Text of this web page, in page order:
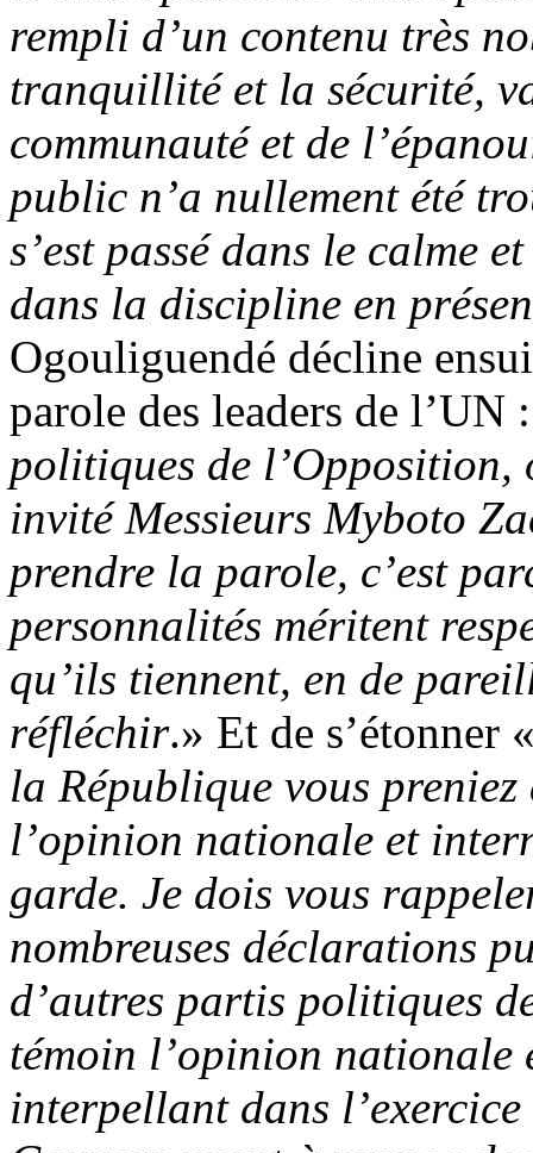
rempli d’un contenu très
tranquillité et la sécurité,
communauté et de
public n’a nullement été
s’est passé dans le calme
dans la discipline en
Ogouliguendé décline
parole des leaders de l’UN
politiques de l’Opposition,
invité Messieurs Myboto
prendre la parole, c’est
personnalités méritent
qu’ils tiennent, en de
réfléchir.» Et de s’étonner
la République vous
l’opinion nationale et
garde. Je dois vous
nombreuses déclarations
d’autres partis politiques
témoin l’opinion nationale
interpellant dans